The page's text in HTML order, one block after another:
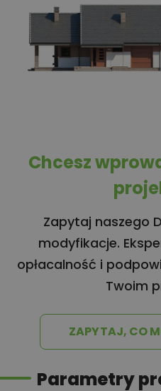
Chcesz
Zapytaj naszego
modyfikacje.
opłacalność i
Twoim
ZAPYTAJ, CO
Parametry